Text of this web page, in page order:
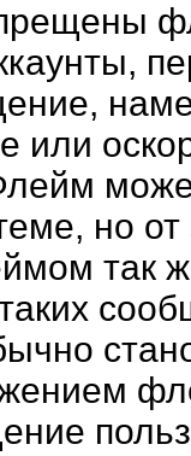
или
но от
так